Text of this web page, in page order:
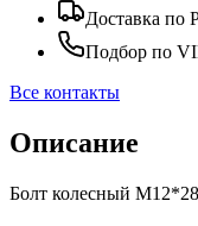
Доставка по
Подбор по
Все контакты
Описание
Болт колесный